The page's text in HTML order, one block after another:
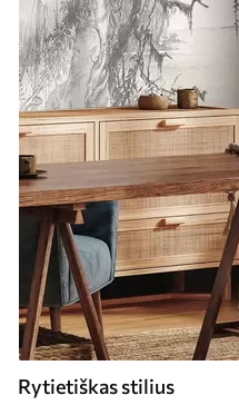
Rytietiškas stilius